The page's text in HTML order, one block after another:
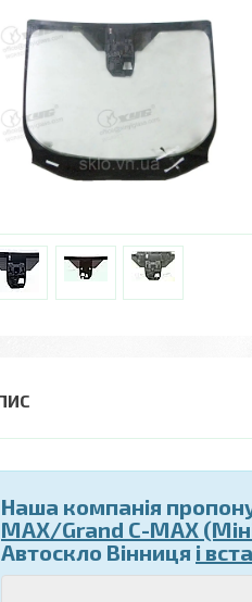
Наша компанія
MAX/Grand C-MAX
Автоскло Вінниця і